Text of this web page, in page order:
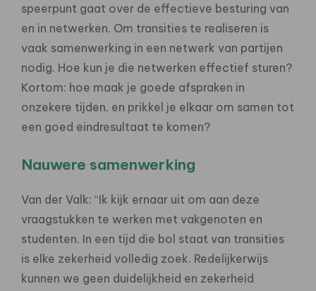
speerpunt gaat over de effectieve besturing van
en in netwerken. Om transities te realiseren is
vaak samenwerking in een netwerk van partijen
nodig. Hoe kun je die netwerken effectief sturen?
Kortom: hoe maak je goede afspraken in
onzekere tijden, en prikkel je elkaar om samen tot
een goed eindresultaat te komen?
Nauwere samenwerking
Van der Valk: “Ik kijk ernaar uit om aan deze
vraagstukken te werken met vakgenoten en
studenten. In een tijd die bol staat van transities
is elke zekerheid volledig zoek. Redelijkerwijs
kunnen we geen duidelijkheid en zekerheid